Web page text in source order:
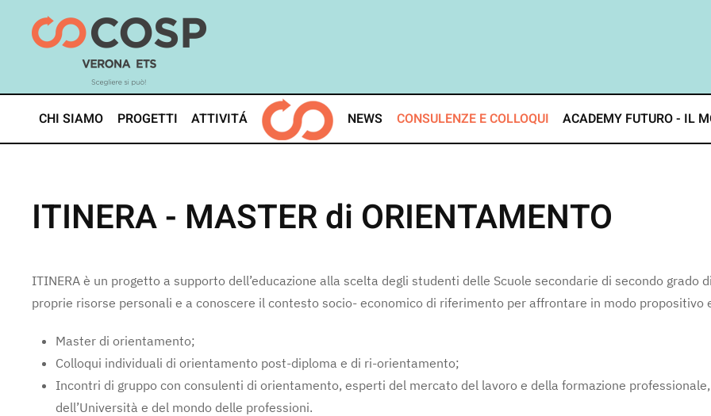
Skip
CHI SIAMO PROGETTI ATTIVITÁ NEWS CONSULENZE E COLLOQUI ACADEMY FUTURO - IL
ITINERA - MASTER di ORIENTAMENTO
ITINERA è un progetto a supporto dell’educazione alla scelta degli studenti delle Scuole secondarie di secondo
proprie risorse personali e a conoscere il contesto socio- economico di riferimento per affrontare in modo
Master di orientamento;
Colloqui individuali di orientamento post-diploma e di ri-orientamento;
Incontri di gruppo con consulenti di orientamento, esperti del mercato del lavoro e della formazione
dell’Università e del mondo delle professioni.